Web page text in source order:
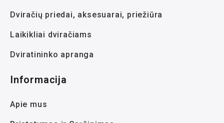
Dviračių priedai, aksesuarai, priežiūra
Laikikliai dviračiams
Dviratininko apranga
Informacija
Apie mus